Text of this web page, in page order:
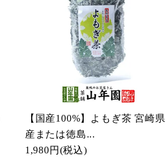
【国産100%】よもぎ茶 宮崎県
産または徳島...
1,980円 (税込)